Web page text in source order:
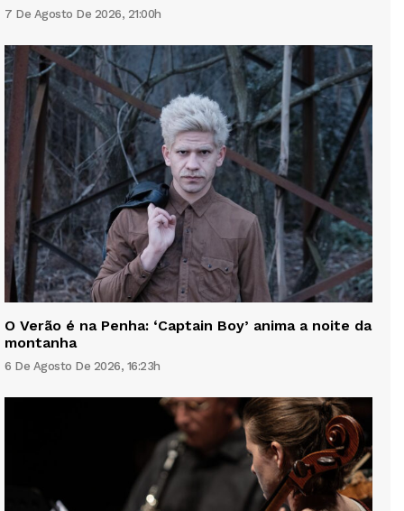
7 De Agosto De 2026, 21:00h
O Verão é na Penha: ‘Captain Boy’ anima a noite da
montanha
6 De Agosto De 2026, 16:23h